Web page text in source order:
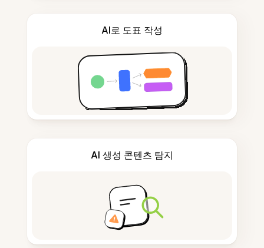
AI로 도표 작성
AI 생성 콘텐츠 탐지